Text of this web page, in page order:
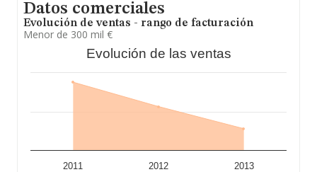
Datos comerciales
Evolución de ventas - rango de facturación
Menor de 300 mil €
Evolución de las ventas
2011 2012 2013